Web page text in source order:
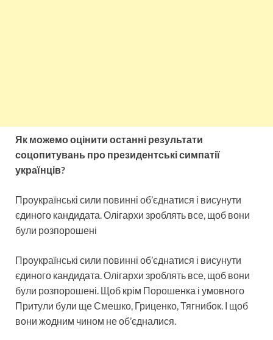
Як можемо оцінити останні результати
соцопитувань про президентські симпатії
українців?
Проукраїнські сили повинні об’єднатися і висунути
єдиного кандидата. Олігархи зроблять все, щоб вони
були розпорошені
Проукраїнські сили повинні об’єднатися і висунути
єдиного кандидата. Олігархи зроблять все, щоб вони
були розпорошені. Щоб крім Порошенка і умовного
Притули були ще Смешко, Гриценко, Тягнибок. І щоб
вони жодним чином не об’єдналися.